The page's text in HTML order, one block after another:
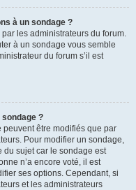
à un sondage ?
les administrateurs du forum.
à un sondage vous semble
du forum s’il est
?
être modifiés que par
Pour modifier un sondage,
du sujet car le sondage est
n’a encore voté, il est
ses options. Cependant, si
et les administrateurs